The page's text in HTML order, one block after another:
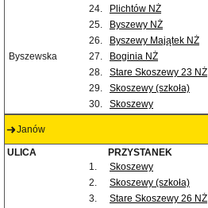
24.
Plichtów NŻ
25.
Byszewy NŻ
26.
Byszewy Majątek NŻ
Byszewska
27. Boginia NŻ
28.
Stare Skoszewy 23 NŻ
29.
Skoszewy (szkoła)
30.
Skoszewy
Janów
ULICA PRZYSTANEK
1.
Skoszewy
2.
Skoszewy (szkoła)
3.
Stare Skoszewy 26 NŻ